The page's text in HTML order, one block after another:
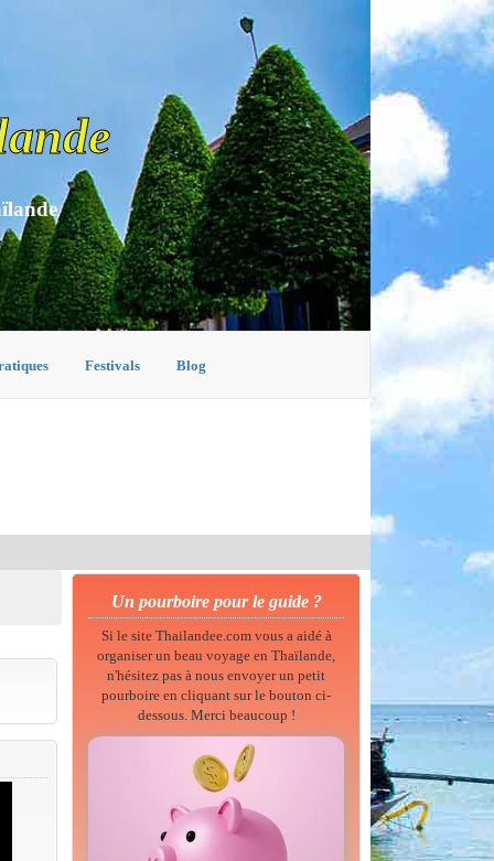
Festivals Blog
Un pourboire pour le guide ?
Si le site Thailandee.com vous a aidé à
organiser un beau voyage en Thaïlande,
n'hésitez pas à nous envoyer un petit
pourboire en cliquant sur le bouton ci-
dessous. Merci beaucoup !